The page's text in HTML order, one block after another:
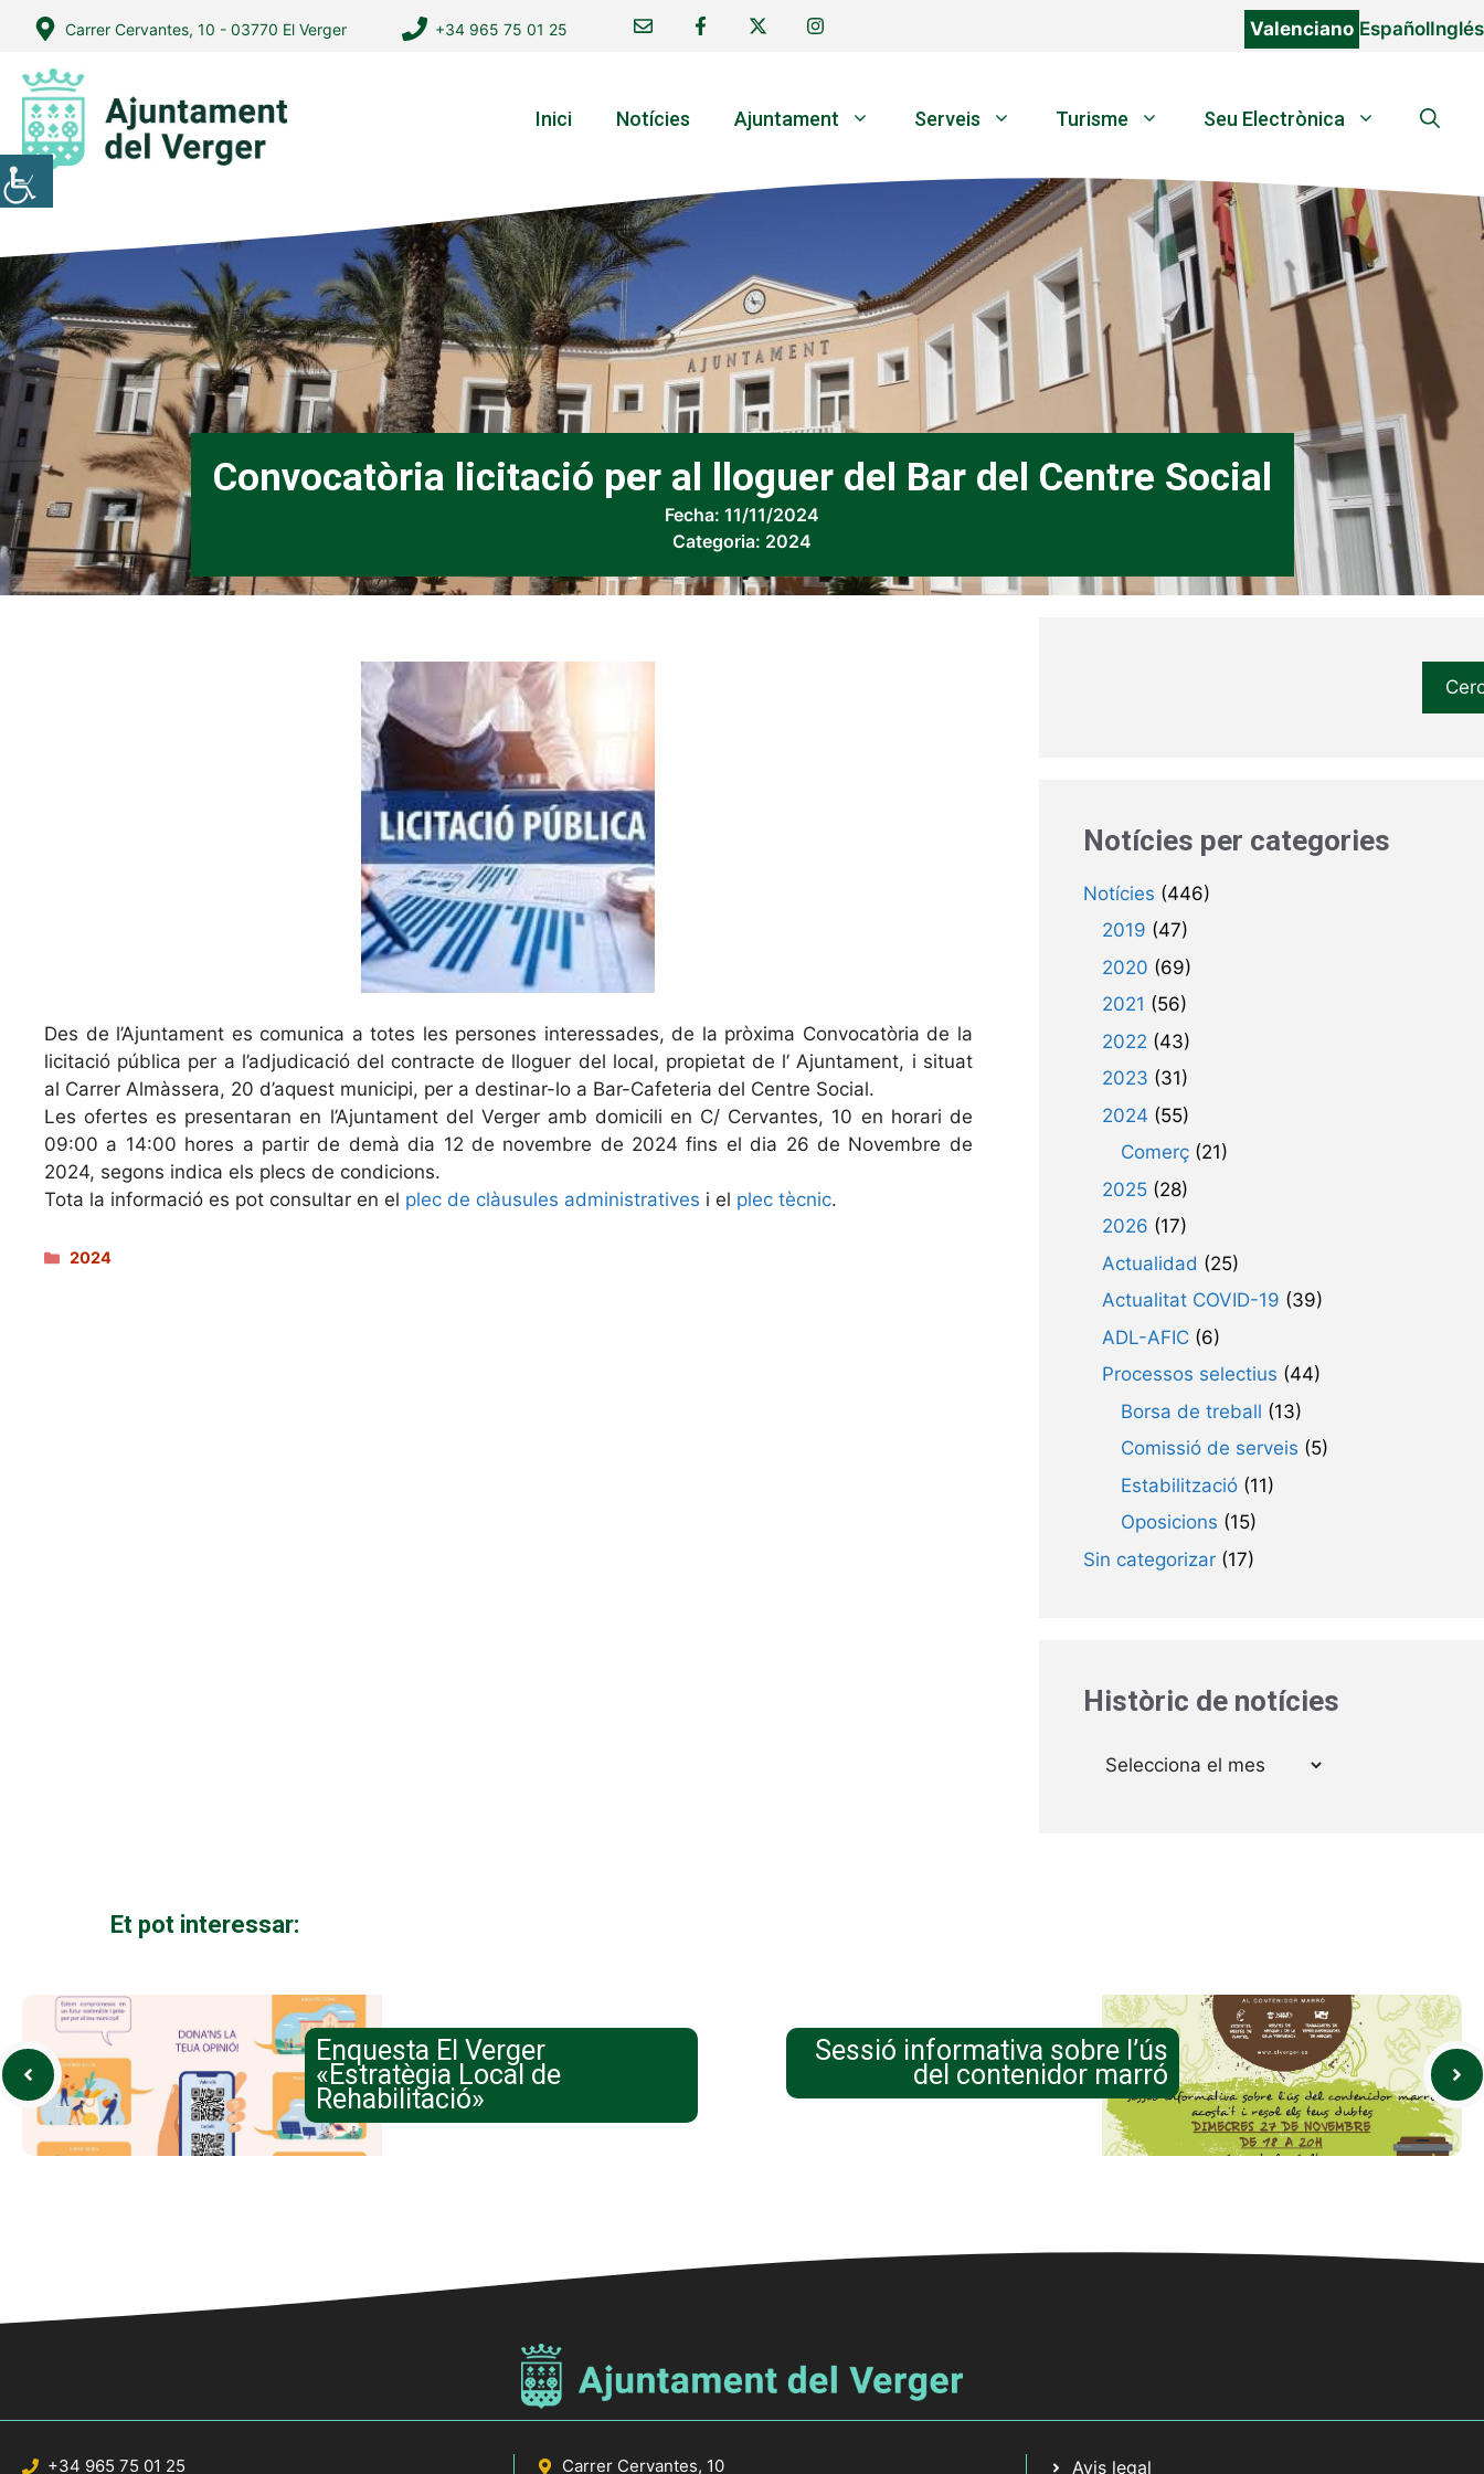
contingut
Carrer Cervantes, 10 - 03770 El Verger +34 965 75 01 25 Valenciano EspañolInglés
Inici Notícies Ajuntament Serveis Turisme Seu Electrònica
Convocatòria licitació per al lloguer del Bar del Centre Social
Fecha: 11/11/2024
Categoria: 2024
Des de l’Ajuntament es comunica a totes les persones interessades, de la pròxima Convocatòria de la
licitació pública per a l’adjudicació del contracte de lloguer del local, propietat de l’ Ajuntament, i situat
al Carrer Almàssera, 20 d’aquest municipi, per a destinar-lo a Bar-Cafeteria del Centre Social.
Les ofertes es presentaran en l’Ajuntament del Verger amb domicili en C/ Cervantes, 10 en horari de
09:00 a 14:00 hores a partir de demà dia 12 de novembre de 2024 fins el dia 26 de Novembre de
2024, segons indica els plecs de condicions.
Tota la informació es pot consultar en el plec de clàusules administratives i el plec tècnic.
Categories
2024
Notícies per categories
Notícies (446)
2019 (47)
2020 (69)
2021 (56)
2022 (43)
2023 (31)
2024 (55)
Comerç(21)
2025(28)
2026 (17)
Actualidad (25)
Actualitat COVID-19 (39)
ADL-AFIC(6)
Processos selectius (44)
Borsa de treball (13)
Comissió de serveis (5)
Estabilització(11)
Oposicions (15)
Sin categorizar(17)
Històric de notícies
Arxius
Et pot interessar:
Enquesta El Verger
«Estratègia Local de
Rehabilitació»
Sessió informativa sobre l’ús
del contenidor marró
+34 965 75 01 25 Carrer Cervantes, 10 Avis legal